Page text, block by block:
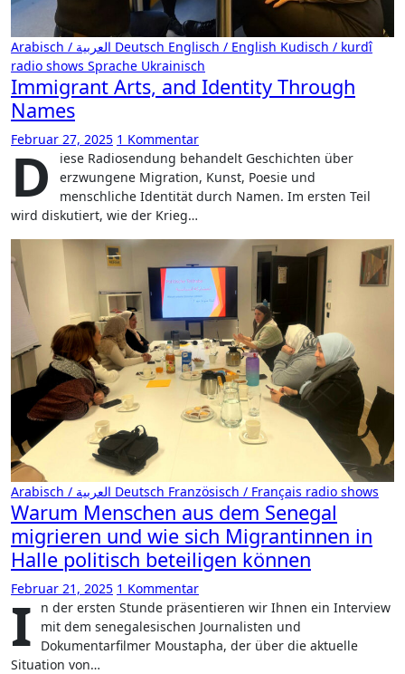
Deutsch Englisch / English Kudisch / kurdî
radio shows Sprache Ukrainisch
Immigrant Arts, and Identity Through
Names
Februar 27, 2025 1 Kommentar
D
iese Radiosendung behandelt Geschichten über
erzwungene Migration, Kunst, Poesie und
menschliche Identität durch Namen. Im ersten Teil
wird diskutiert, wie der Krieg…
Deutsch Französisch / Français radio shows
Warum Menschen aus dem Senegal
migrieren und wie sich Migrantinnen in
Halle politisch beteiligen können
Februar 21, 2025 1 Kommentar
I
n der ersten Stunde präsentieren wir Ihnen ein Interview
mit dem senegalesischen Journalisten und
Dokumentarfilmer Moustapha, der über die aktuelle
Situation von…